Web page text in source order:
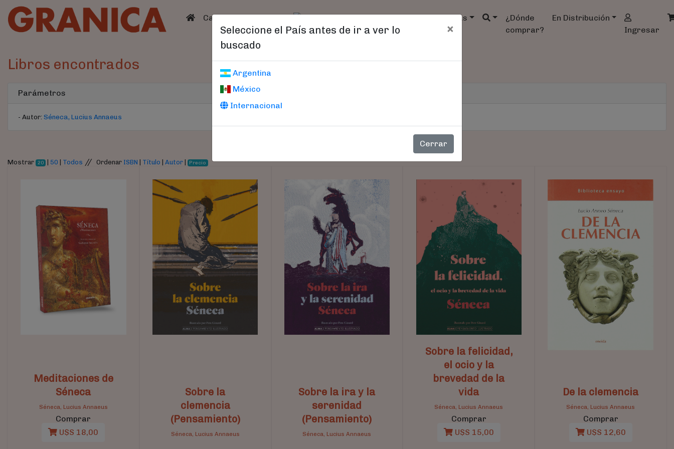
(current)
Catálogo Catálogo Agendas
¿Dónde
comprar?
En Distribución
Ingresar
Seleccione el País antes de ir a ver lo
buscado
×
Argentina
México
Internacional
Cerrar
Libros encontrados
Parámetros
- Autor: Séneca, Lucius Annaeus
Mostrar 20 | 50 Todos // Ordenar ISBN Título Autor| Precio
Meditaciones de
Séneca
Séneca, Lucius Annaeus
Comprar
U$S 18,00
Sobre la
clemencia
(Pensamiento)
Séneca, Lucius Annaeus
Sobre la ira y la
serenidad
(Pensamiento)
Séneca, Lucius Annaeus
Sobre la felicidad,
el ocio y la
brevedad de la
vida
Séneca, Lucius Annaeus
Comprar
U$S 15,00
De la clemencia
Séneca, Lucius Annaeus
Comprar
U$S 12,60